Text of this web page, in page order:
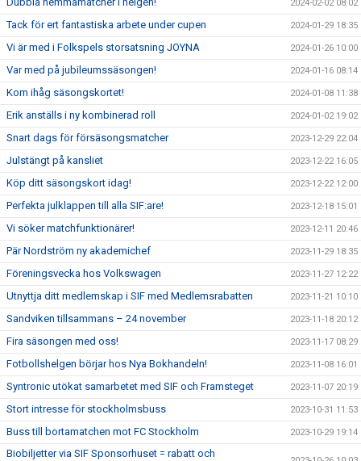
2024-02-02 08:02
Tack för ert fantastiska arbete under cupen 2024-01-29 18:35
Vi är med i Folkspels storsatsning JOYNA 2024-01-26 10:00
Var med på jubileumssäsongen! 2024-01-16 08:14
Kom ihåg säsongskortet! 2024-01-08 11:38
Erik anställs i ny kombinerad roll 2024-01-02 19:02
Snart dags för försäsongsmatcher 2023-12-29 22:04
Julstängt på kansliet 2023-12-22 16:05
Köp ditt säsongskort idag! 2023-12-22 12:00
Perfekta julklappen till alla SIF:are! 2023-12-18 15:01
Vi söker matchfunktionärer! 2023-12-11 20:46
Pär Nordström ny akademichef 2023-11-29 18:35
Föreningsvecka hos Volkswagen 2023-11-27 12:22
Utnyttja ditt medlemskap i SIF med Medlemsrabatten 2023-11-21 10:10
Sandviken tillsammans – 24 november 2023-11-18 20:12
Fira säsongen med oss! 2023-11-17 08:29
Fotbollshelgen börjar hos Nya Bokhandeln! 2023-11-08 16:01
Syntronic utökat samarbetet med SIF och Framsteget 2023-11-07 20:19
Stort intresse för stockholmsbuss 2023-10-31 11:53
Buss till bortamatchen mot FC Stockholm 2023-10-29 19:14
Biobiljetter via SIF Sponsorhuset = rabatt och